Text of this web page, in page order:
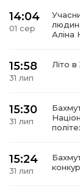
14:04
01 сер
Аліна
15:58
31 лип
Літо
15:30
31 лип
15:24
31 лип